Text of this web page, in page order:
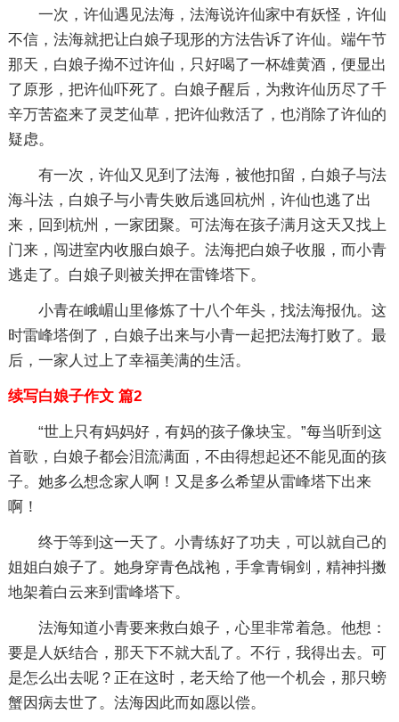
一次，许仙遇见法海，法海说许仙家中有妖怪，许仙
不信，法海就把让白娘子现形的方法告诉了许仙。端午节
那天，白娘子拗不过许仙，只好喝了一杯雄黄酒，便显出
了原形，把许仙吓死了。白娘子醒后，为救许仙历尽了千
辛万苦盗来了灵芝仙草，把许仙救活了，也消除了许仙的
疑虑。
有一次，许仙又见到了法海，被他扣留，白娘子与法
海斗法，白娘子与小青失败后逃回杭州，许仙也逃了出
来，回到杭州，一家团聚。可法海在孩子满月这天又找上
门来，闯进室内收服白娘子。法海把白娘子收服，而小青
逃走了。白娘子则被关押在雷锋塔下。
小青在峨嵋山里修炼了十八个年头，找法海报仇。这
时雷峰塔倒了，白娘子出来与小青一起把法海打败了。最
后，一家人过上了幸福美满的生活。
续写白娘子作文 篇2
“世上只有妈妈好，有妈的孩子像块宝。”每当听到这
首歌，白娘子都会泪流满面，不由得想起还不能见面的孩
子。她多么想念家人啊！又是多么希望从雷峰塔下出来
啊！
终于等到这一天了。小青练好了功夫，可以就自己的
姐姐白娘子了。她身穿青色战袍，手拿青铜剑，精神抖擞
地架着白云来到雷峰塔下。
法海知道小青要来救白娘子，心里非常着急。他想：
要是人妖结合，那天下不就大乱了。不行，我得出去。可
是怎么出去呢？正在这时，老天给了他一个机会，那只螃
蟹因病去世了。法海因此而如愿以偿。